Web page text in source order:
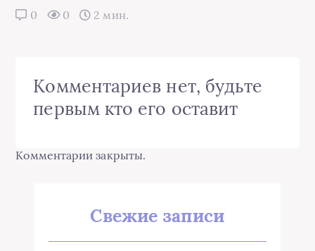
0 0 2 мин.
Комментариев нет, будьте
первым кто его оставит
Комментарии закрыты.
Свежие записи